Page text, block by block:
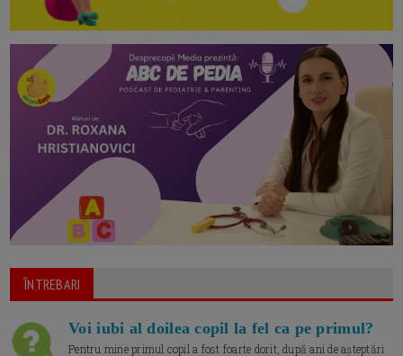
ÎNTREBARI
Voi iubi al doilea copil la fel ca pe primul?
Pentru mine primul copil a fost foarte dorit, după ani de așteptări